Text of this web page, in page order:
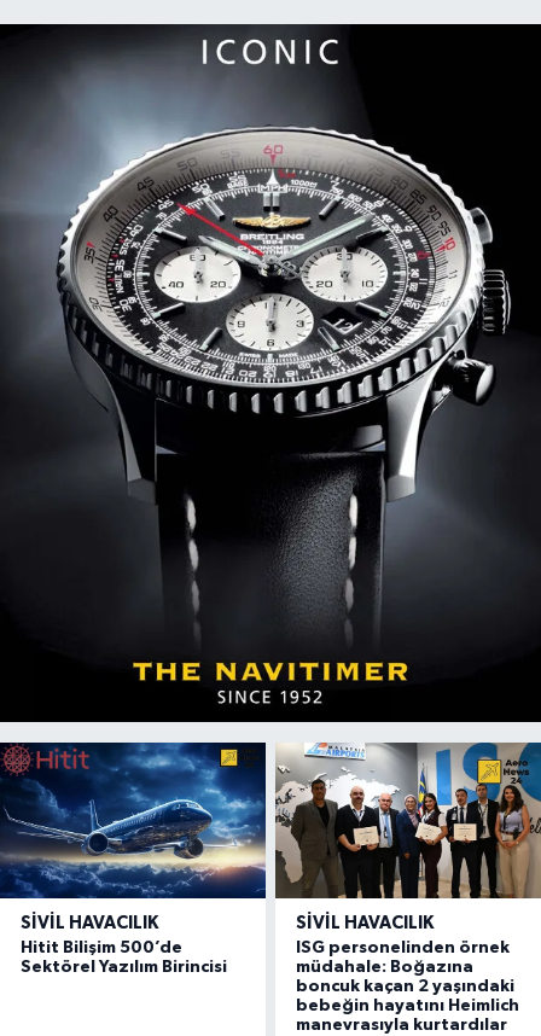
SIVIL HAVACILIK
Hitit Bilişim 500’de
Sektörel Yazılım Birincisi
SIVIL HAVACILIK
ISG personelinden örnek
müdahale: Boğazına
boncuk kaçan 2 yaşındaki
bebeğin hayatını Heimlich
manevrasıyla kurtardılar